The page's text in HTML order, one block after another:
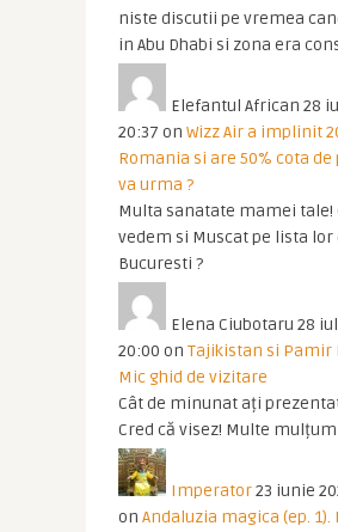
niste discutii pe vremea
in Abu Dhabi si zona era
Elefantul African 28
20:37 on Wizz Air a implinit
Romania si are 50% cota de
va urma ?
Multa sanatate mamei tale!
vedem si Muscat pe lista lor
Bucuresti ?
Elena Ciubotaru 28
20:00 on Tajikistan si Pamir
Mic ghid de vizitare
Cât de minunat ați
Cred că visez! Multe
Imperator23 iunie
on Andaluzia magica (ep. 1).